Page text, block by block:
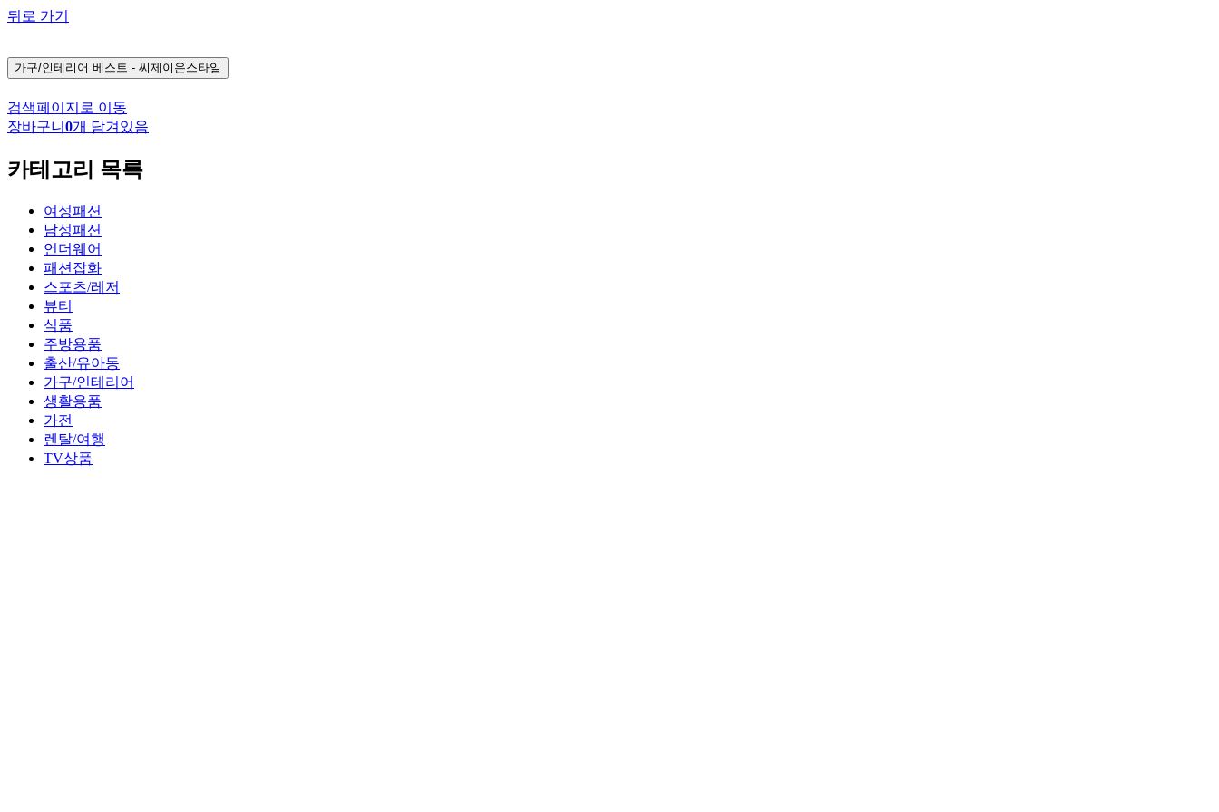
뒤로 가기
가구/인테리어 베스트 - 씨제이온스타일
검색페이지로 이동
장바구니 0개 담겨있음
카테고리 목록
여성패션
남성패션
언더웨어
패션잡화
스포츠/레저
뷰티
식품
주방용품
출산/유아동
가구/인테리어
생활용품
가전
렌탈/여행
TV상품